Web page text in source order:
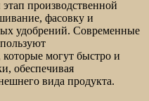
производственной
фасовку и
удобрений. Современные
которые могут быстро и
обеспечивая
вида продукта.